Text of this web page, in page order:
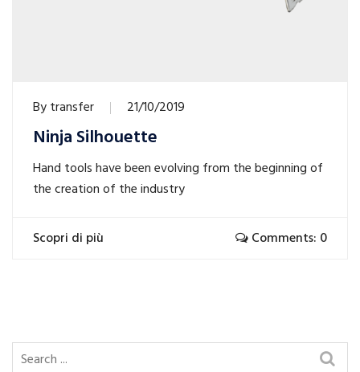
Bytransfer 21/10/2019
Ninja Silhouette
Hand tools have been evolving from the beginning of
the creation of the industry
Scopri di più Comments: 0